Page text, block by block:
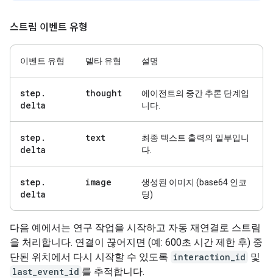
스트림 이벤트 유형
이벤트 유형 델타 유형 설명
step .
delta
thought
에이전트의 중간 추론 단계입
니다.
step .
delta
text
최종 텍스트 출력의 일부입니
다.
step .
delta
image
생성된 이미지 (base64 인코
딩)
다음 예에서는 연구 작업을 시작하고 자동 재연결로 스트림
을 처리합니다. 연결이 끊어지면 (예: 600초 시간 제한 후) 중
단된 위치에서 다시 시작할 수 있도록 interaction_id 및
last_event_id 를 추적합니다.